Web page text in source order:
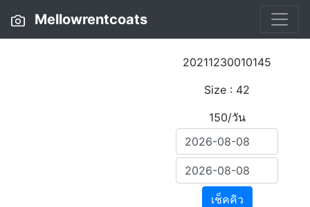
Mellowrentcoats
20211230010145
Size : 42
150/วัน
เช็คคิว